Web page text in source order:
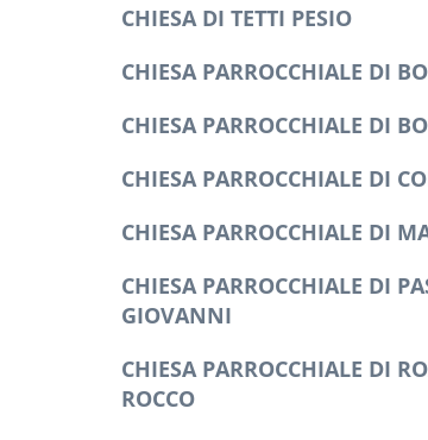
CHIESA DI TETTI PESIO
CHIESA PARROCCHIALE DI
CHIESA PARROCCHIALE DI
CHIESA PARROCCHIALE DI
CHIESA PARROCCHIALE DI
CHIESA PARROCCHIALE DI
GIOVANNI
CHIESA PARROCCHIALE DI
ROCCO